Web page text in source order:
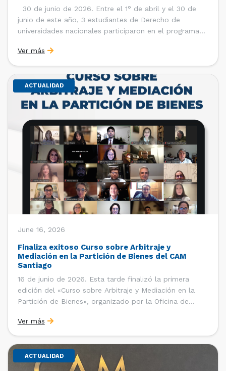
30 de junio de 2026. Entre el 1° de abril y el 30 de
junio de este año, 3 estudiantes de Derecho de
universidades nacionales participaron en el programa
de la Cámara de Comercio de Santiago (CCS). Así, se
realizaron […]
Ver más
ACTUALIDAD
June 16, 2026
Finaliza exitoso Curso sobre Arbitraje y
Mediación en la Partición de Bienes del CAM
Santiago
16 de junio de 2026. Esta tarde finalizó la primera
edición del «Curso sobre Arbitraje y Mediación en la
Partición de Bienes», organizado por la Oficina de
Arbitraje y Mediación (CAM) de la Cámara de Comercio
de Santiago (CCS). El curso contó con […]
Ver más
ACTUALIDAD